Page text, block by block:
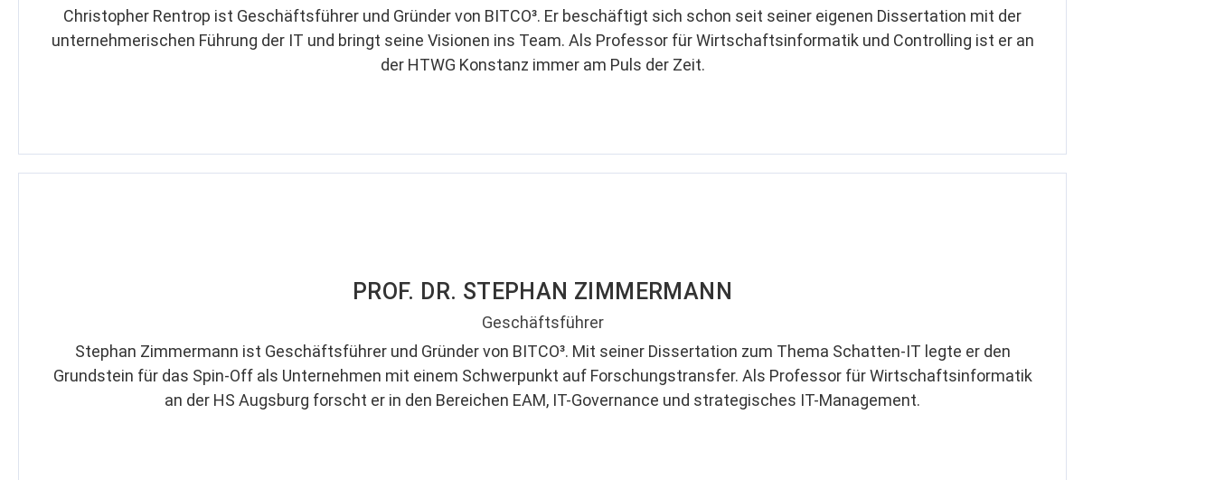
Christopher Rentrop ist Geschäftsführer und Gründer von BITCO³. Er beschäftigt sich schon seit seiner eigenen Dissertation mit der
unternehmerischen Führung der IT und bringt seine Visionen ins Team. Als Professor für Wirtschaftsinformatik und Controlling ist er an
der HTWG Konstanz immer am Puls der Zeit.
PROF. DR. STEPHAN ZIMMERMANN
Geschäftsführer
Stephan Zimmermann ist Geschäftsführer und Gründer von BITCO³. Mit seiner Dissertation zum Thema Schatten-IT legte er den
Grundstein für das Spin-Off als Unternehmen mit einem Schwerpunkt auf Forschungstransfer. Als Professor für Wirtschaftsinformatik
an der HS Augsburg forscht er in den Bereichen EAM, IT-Governance und strategisches IT-Management.